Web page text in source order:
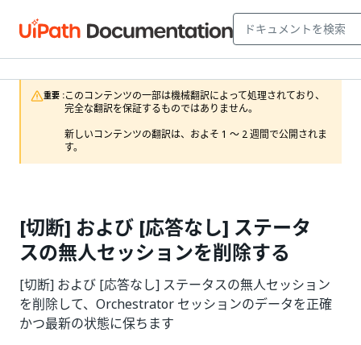
重要 :このコンテンツの一部は機械翻訳によって処理されており、
完全な翻訳を保証するものではありません。
新しいコンテンツの翻訳は、およそ 1 ～ 2 週間で公開されま
す。
[切断] および [応答なし] ステータ
スの無人セッションを削除する
[切断] および [応答なし] ステータスの無人セッション
を削除して、Orchestrator セッションのデータを正確
かつ最新の状態に保ちます